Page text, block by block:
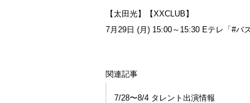
【太田光】【XXCLUB】
7月29日 (月) 15:00～15:30 Eテレ「#バ
関連記事
7/28〜8/4 タレント出演情報